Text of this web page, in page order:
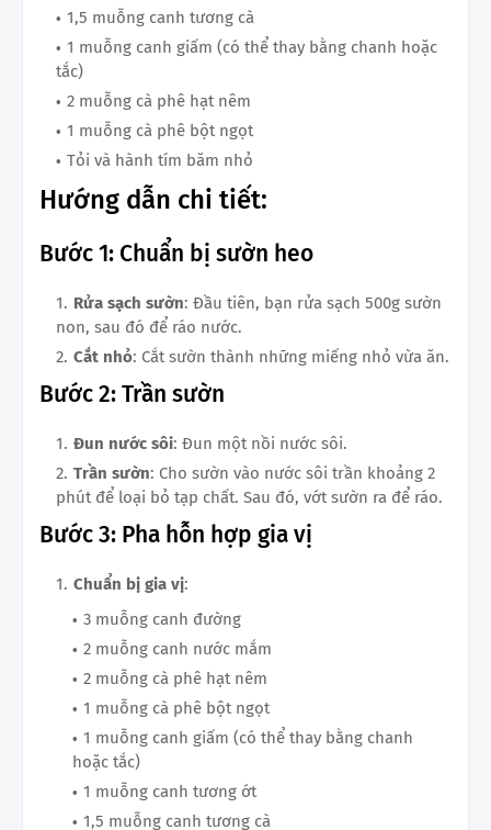
1,5 muỗng canh tương cà
1 muỗng canh giấm (có thể thay bằng chanh hoặc
tắc)
2 muỗng cà phê hạt nêm
1 muỗng cà phê bột ngọt
Tỏi và hành tím băm nhỏ
Hướng dẫn chi tiết:
Bước 1: Chuẩn bị sườn heo
Rửa sạch sườn: Đầu tiên, bạn rửa sạch 500g sườn
non, sau đó để ráo nước.
Cắt nhỏ: Cắt sườn thành những miếng nhỏ vừa ăn.
Bước 2: Trần sườn
Đun nước sôi: Đun một nồi nước sôi.
Trần sườn: Cho sườn vào nước sôi trần khoảng 2
phút để loại bỏ tạp chất. Sau đó, vớt sườn ra để ráo.
Bước 3: Pha hỗn hợp gia vị
Chuẩn bị gia vị:
3 muỗng canh đường
2 muỗng canh nước mắm
2 muỗng cà phê hạt nêm
1 muỗng cà phê bột ngọt
1 muỗng canh giấm (có thể thay bằng chanh
hoặc tắc)
1 muỗng canh tương ớt
1,5 muỗng canh tương cà